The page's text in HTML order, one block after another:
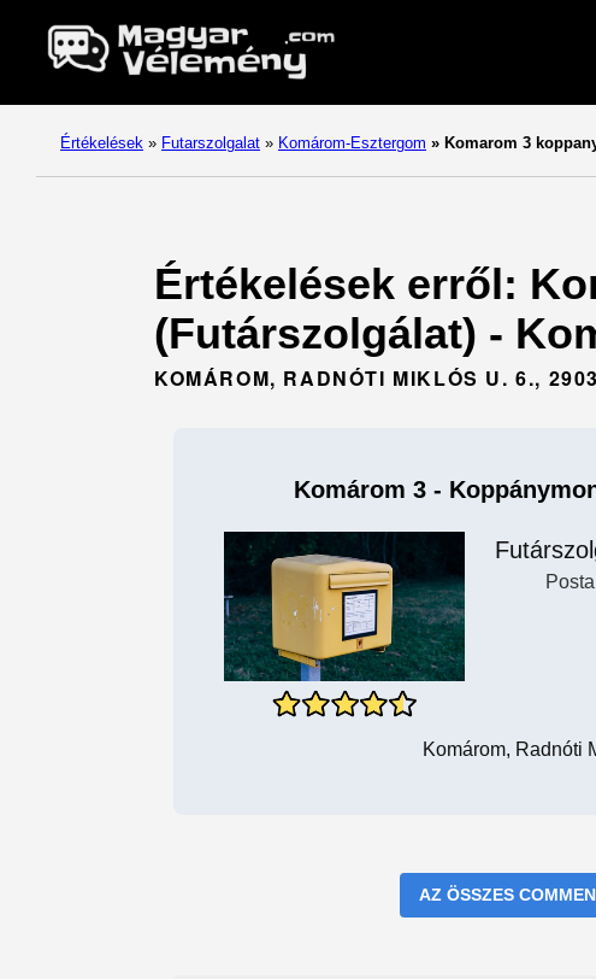
Értékelések » Futarszolgalat » Komárom-Esztergom » Komarom 3
Értékelések erről:
(Futárszolgálat) -
KOMÁROM, RADNÓTI MIKLÓS U. 6., 2903
Komárom 3 -
Posta
Komárom, Radnóti
AZ ÖSSZES